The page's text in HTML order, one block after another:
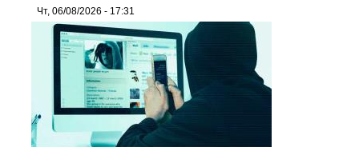
Чт, 06/08/2026 - 17:31